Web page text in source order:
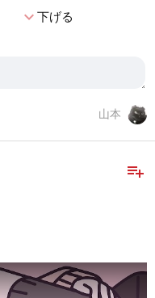
expand_more下げる
山本
playlist_add